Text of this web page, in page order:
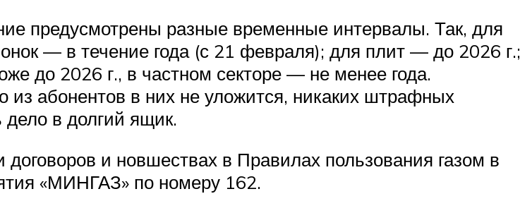
предусмотрены разные временные интервалы. Так, для
— в течение года (с 21 февраля); для плит — до 2026 г.;
до 2026 г., в частном секторе — не менее года.
абонентов в них не уложится, никаких штрафных
в долгий ящик.
и новшествах в Правилах пользования газом в
«МИНГАЗ» по номеру 162.